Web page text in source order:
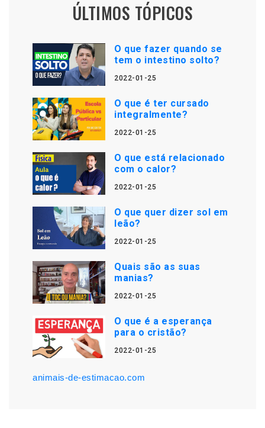
ÚLTIMOS TÓPICOS
O que fazer quando se
tem o intestino solto?
2022-01-25
O que é ter cursado
integralmente?
2022-01-25
O que está relacionado
com o calor?
2022-01-25
O que quer dizer sol em
leão?
2022-01-25
Quais são as suas
manias?
2022-01-25
O que é a esperança
para o cristão?
2022-01-25
animais-de-estimacao.com